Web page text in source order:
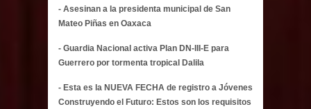
- Asesinan a la presidenta municipal de San
Mateo Piñas en Oaxaca
- Guardia Nacional activa Plan DN-III-E para
Guerrero por tormenta tropical Dalila
- Esta es la NUEVA FECHA de registro a Jóvenes
Construyendo el Futuro: Estos son los requisitos